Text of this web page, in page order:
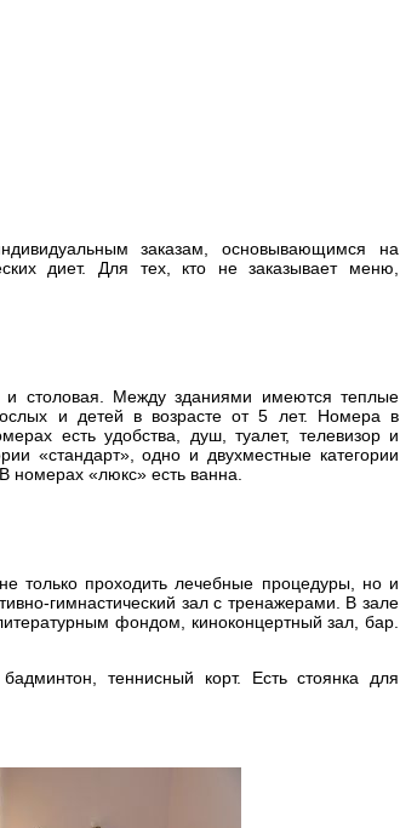
заказам, основывающимся на
диет. Для тех, кто не заказывает меню,
столовая. Между зданиями имеются теплые
и детей в возрасте от 5 лет. Номера в
есть удобства, душ, туалет, телевизор и
«стандарт», одно и двухместные категории
номерах «люкс» есть ванна.
только проходить лечебные процедуры, но и
гимнастический зал с тренажерами. В зале
фондом, киноконцертный зал, бар.
теннисный корт. Есть стоянка для